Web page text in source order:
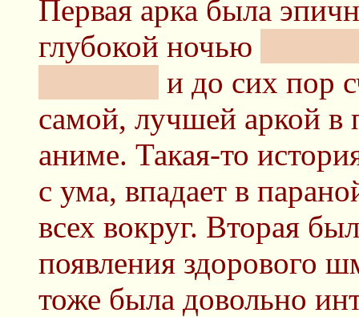
Первая арка была
глубокой ночью
и до сих пор
самой, лучшей аркой
аниме. Такая-то
с ума, впадает в
всех вокруг. Вторая
появления
тоже была довольно